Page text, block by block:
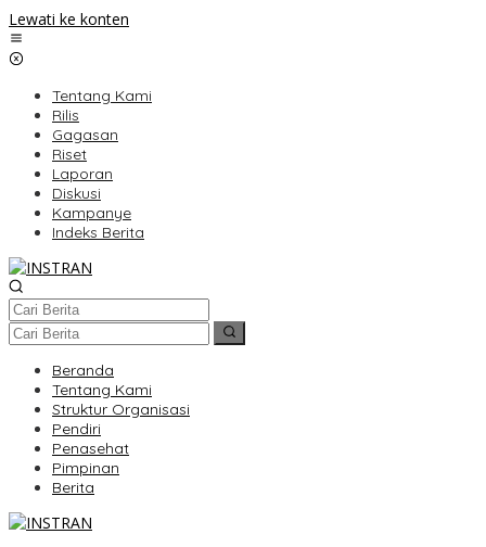
Lewati ke konten
Tentang Kami
Rilis
Gagasan
Riset
Laporan
Diskusi
Kampanye
Indeks Berita
Beranda
Tentang Kami
Struktur Organisasi
Pendiri
Penasehat
Pimpinan
Berita